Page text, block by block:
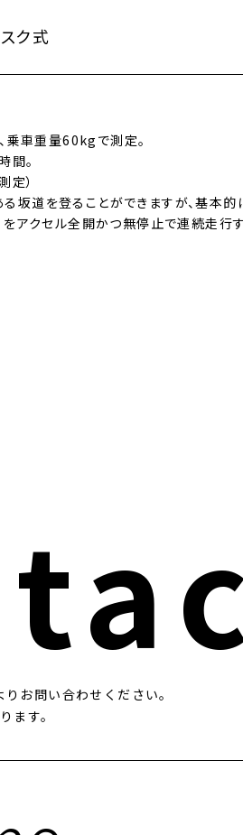
ク式
車重量60kgで測定。
間。
）
坂道を登ることができますが、基本
をアクセル全開かつ無停止で連続走
お問い合わせください。
ます。